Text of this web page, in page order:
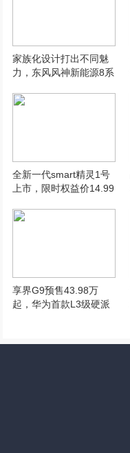
家族化设计打出不同魅
力，东风风神新能源8系
全新一代smart精灵1号
上市，限时权益价14.99
享界G9预售43.98万
起，华为首款L3级硬派